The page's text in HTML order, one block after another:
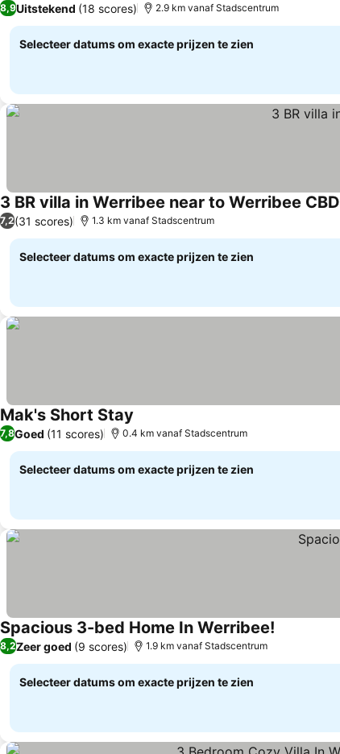
8,9Uitstekend (18 scores) 2.9 km vanaf Stadscentrum
Selecteer datums om exacte prijzen te zien
3 BR villa in Werribee near to Werribee CBD
7,2(31 scores) 1.3 km vanaf Stadscentrum
Selecteer datums om exacte prijzen te zien
Mak's Short Stay
7,8Goed (11 scores) 0.4 km vanaf Stadscentrum
Selecteer datums om exacte prijzen te zien
Spacious 3-bed Home In Werribee!
8,2Zeer goed (9 scores) 1.9 km vanaf Stadscentrum
Selecteer datums om exacte prijzen te zien